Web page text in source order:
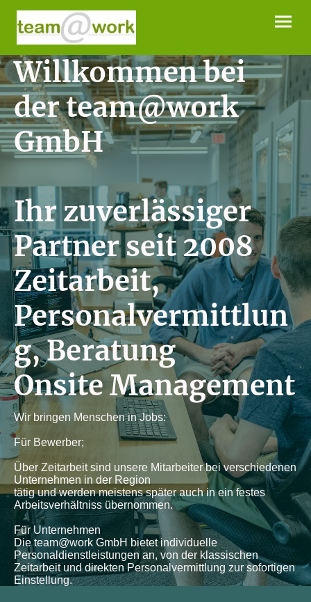
Willkommen bei
der team@work
GmbH
Ihr zuverlässiger
Partner seit 2008
Zeitarbeit,
Personalvermittlun
g, Beratung
Onsite Management
Wir bringen Menschen in Jobs:
Für Bewerber;
Über Zeitarbeit sind unsere Mitarbeiter bei verschiedenen
Unternehmen in der Region
tätig und werden meistens später auch in ein festes
Arbeitsverhältniss übernommen.
Für Unternehmen
Die team@work GmbH bietet individuelle
Personaldienstleistungen an, von der klassischen
Zeitarbeit und direkten Personalvermittlung zur sofortigen
Einstellung.